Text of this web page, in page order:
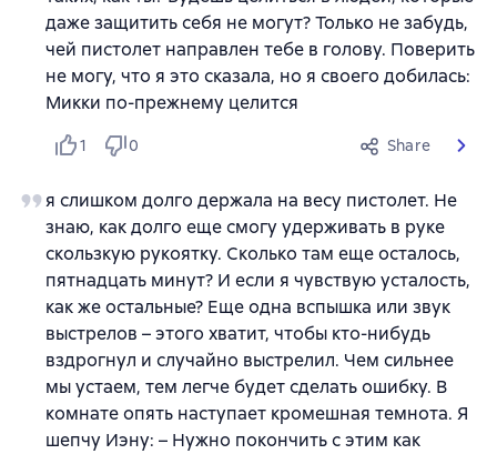
даже защитить себя не могут? Только не забудь,
чей пистолет направлен тебе в голову. Поверить
не могу, что я это сказала, но я своего добилась:
Микки по-прежнему целится
1 0 Share
я слишком долго держала на весу пистолет. Не
знаю, как долго еще смогу удерживать в руке
скользкую рукоятку. Сколько там еще осталось,
пятнадцать минут? И если я чувствую усталость,
как же остальные? Еще одна вспышка или звук
выстрелов – этого хватит, чтобы кто-нибудь
вздрогнул и случайно выстрелил. Чем сильнее
мы устаем, тем легче будет сделать ошибку. В
комнате опять наступает кромешная темнота. Я
шепчу Иэну: – Нужно покончить с этим как